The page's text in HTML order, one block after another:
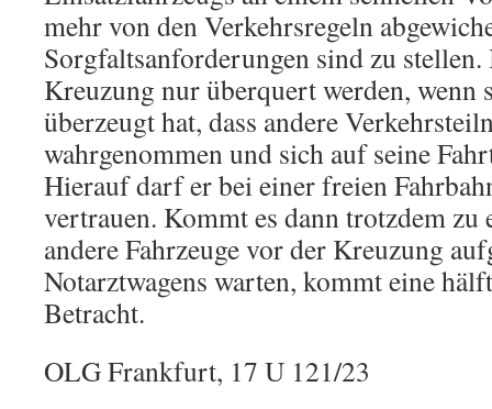
mehr von den Verkehrsregeln
Sorgfaltsanforderungen sind zu
Kreuzung nur überquert werden, wenn
überzeugt hat, dass andere
wahrgenommen und sich auf seine
Hierauf darf er bei einer freien
vertrauen. Kommt es dann trotzdem
andere Fahrzeuge vor der Kreuzung
Notarztwagens warten, kommt eine
Betracht.
OLG Frankfurt, 17 U 121/23